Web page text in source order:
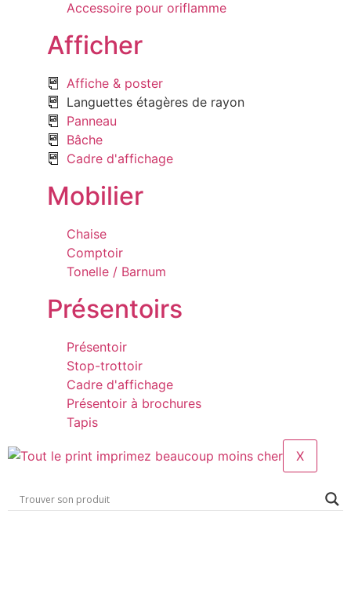
Accessoire pour oriflamme
Afficher
Affiche & poster
Languettes étagères de rayon
Panneau
Bâche
Cadre d'affichage
Mobilier
Chaise
Comptoir
Tonelle / Barnum
Présentoirs
Présentoir
Stop-trottoir
Cadre d'affichage
Présentoir à brochures
Tapis
X